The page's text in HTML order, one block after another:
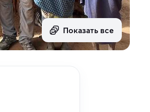
Показать все